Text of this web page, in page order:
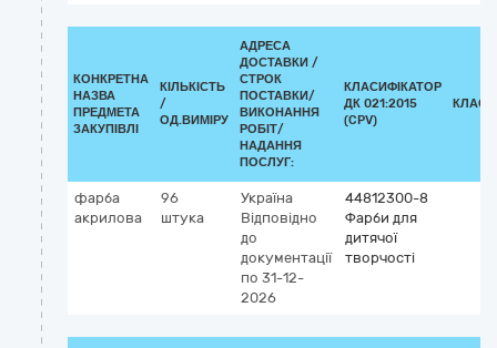
КОНКРЕТНА
НАЗВА
ПРЕДМЕТА
ЗАКУПІВЛІ
КІЛЬКІСТЬ
/
ОД.ВИМІРУ
АДРЕСА
ДОСТАВКИ /
СТРОК
ПОСТАВКИ/
ВИКОНАННЯ
РОБІТ/
НАДАННЯ
ПОСЛУГ:
КЛАСИФІКАТОР
ДК 021:2015
(CPV)
фарба
акрилова
96
штука
Україна
Відповідно
до
документації
по 31-12-
2026
44812300-8
Фарби для
дитячої
творчості